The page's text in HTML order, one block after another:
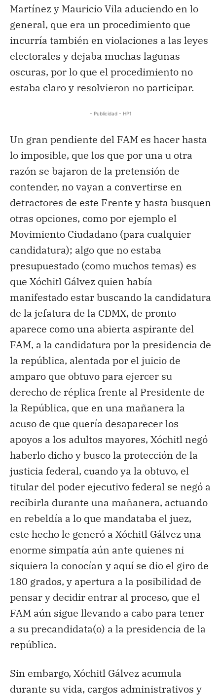
Martínez y Mauricio Vila aduciendo en lo
general, que era un procedimiento que
incurría también en violaciones a las leyes
electorales y dejaba muchas lagunas
oscuras, por lo que el procedimiento no
estaba claro y resolvieron no participar.
- Publicidad - HP1
Un gran pendiente del FAM es hacer hasta
lo imposible, que los que por una u otra
razón se bajaron de la pretensión de
contender, no vayan a convertirse en
detractores de este Frente y hasta busquen
otras opciones, como por ejemplo el
Movimiento Ciudadano (para cualquier
candidatura); algo que no estaba
presupuestado (como muchos temas) es
que Xóchitl Gálvez quien había
manifestado estar buscando la candidatura
de la jefatura de la CDMX, de pronto
aparece como una abierta aspirante del
FAM, a la candidatura por la presidencia de
la república, alentada por el juicio de
amparo que obtuvo para ejercer su
derecho de réplica frente al Presidente de
la República, que en una mañanera la
acuso de que quería desaparecer los
apoyos a los adultos mayores, Xóchitl negó
haberlo dicho y busco la protección de la
justicia federal, cuando ya la obtuvo, el
titular del poder ejecutivo federal se negó a
recibirla durante una mañanera, actuando
en rebeldía a lo que mandataba el juez,
este hecho le generó a Xóchitl Gálvez una
enorme simpatía aún ante quienes ni
siquiera la conocían y aquí se dio el giro de
180 grados, y apertura a la posibilidad de
pensar y decidir entrar al proceso, que el
FAM aún sigue llevando a cabo para tener
a su precandidata(o) a la presidencia de la
república.
Sin embargo, Xóchitl Gálvez acumula
durante su vida, cargos administrativos y